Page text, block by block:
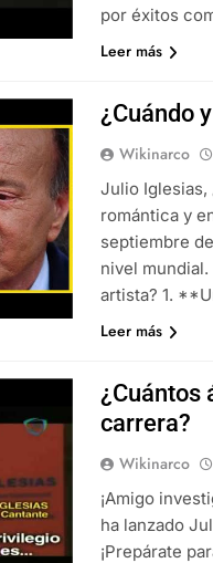
por éxitos
Leer más
¿Cuándo
Wikinarco
Julio Iglesias,
romántica y
septiembre
nivel
artista? 1.
Leer más
¿Cuántos
carrera?
Wikinarco
¡Amigo
ha lanzado
¡Prepárate